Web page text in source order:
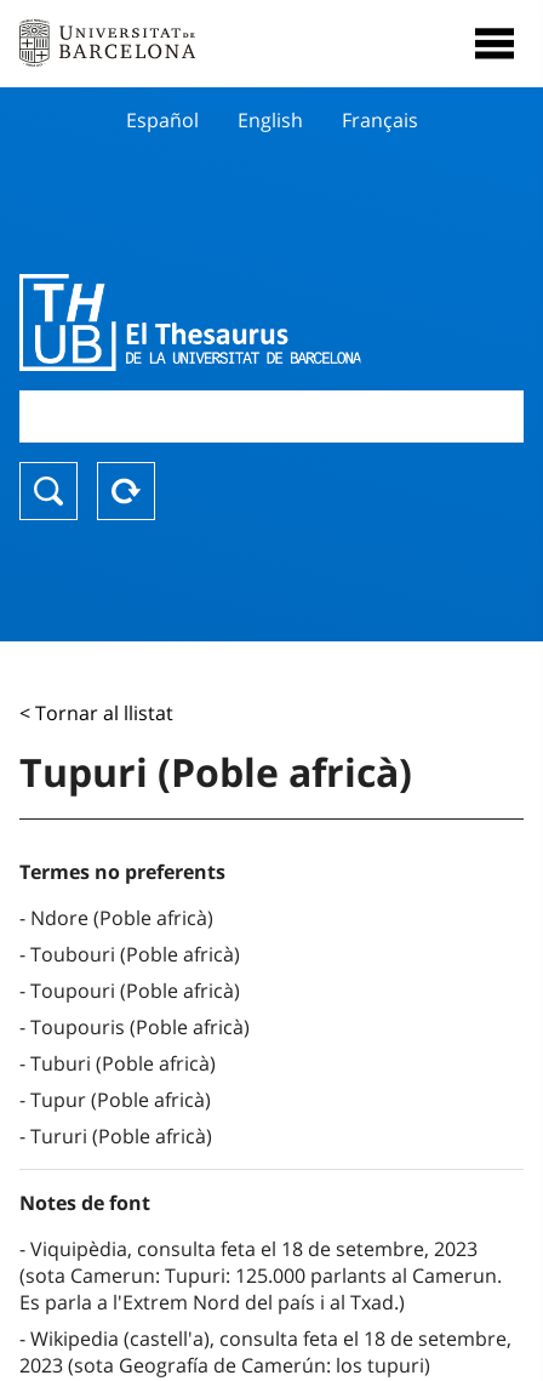
Español English Français
< Tornar al llistat
Tupuri (Poble africà)
Termes no preferents
Ndore (Poble africà)
Toubouri (Poble africà)
Toupouri (Poble africà)
Toupouris (Poble africà)
Tuburi (Poble africà)
Tupur (Poble africà)
Tururi (Poble africà)
Notes de font
Viquipèdia, consulta feta el 18 de setembre, 2023
(sota Camerun: Tupuri: 125.000 parlants al Camerun.
Es parla a l'Extrem Nord del país i al Txad.)
Wikipedia (castell'a), consulta feta el 18 de setembre,
2023 (sota Geografía de Camerún: los tupuri)